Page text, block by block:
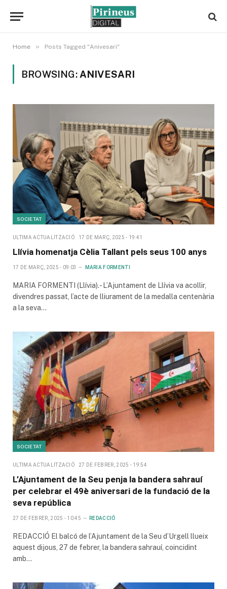
Home » Posts Tagged "Anivesari"
BROWSING: ANIVESARI
SOCIETAT
ULTIMA ACTUALITZACIÓ 17 DE MARÇ, 2025 - 19:41
Llívia homenatja Cèlia Tallant pels seus 100 anys
17 DE MARÇ, 2025 - 09:03 MARIA FORMENTI
MARIA FORMENTI (Llívia).- L’Ajuntament de Llívia va acollir,
divendres passat, l’acte de lliurament de la medalla centenària
a la seva…
SOCIETAT
ULTIMA ACTUALITZACIÓ 27 DE FEBRER, 2025 - 19:54
L’Ajuntament de la Seu penja la bandera sahrauí
per celebrar el 49è aniversari de la fundació de la
seva república
27 DE FEBRER, 2025 - 10:45 REDACCIÓ
REDACCIÓ El balcó de l’Ajuntament de la Seu d’Urgell llueix
aquest dijous, 27 de febrer, la bandera sahrauí, coincidint
amb…